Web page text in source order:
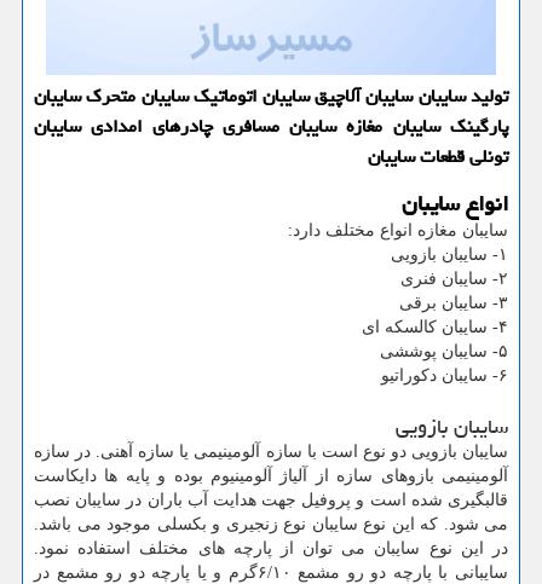
تولید سایبان سایبان آلاچیق سایبان اتوماتیك سایبان متحرك سایبان
پارگینك سایبان مغازه سایبان مسافری چادرهای امدادی سایبان
تونلی قطعات سایبان
انواع سایبان
سایبان مغازه انواع مختلف دارد:
۱- سایبان بازویی
۲- سایبان فنری
۳- سایبان برقی
۴- سایبان کالسکه ای
۵- سایبان پوششی
۶- سایبان دکوراتیو
سایبان بازویی
سایبان بازویی دو نوع است با سازه آلومینیمی یا سازه آهنی. در سازه
آلومینیمی بازوهای سازه از آلیاژ آلومینیوم بوده و پایه ها دایکاست
قالبگیری شده است و پروفیل جهت هدایت آب باران در سایبان نصب
می شود. که این نوع سایبان نوع زنجیری و بکسلی موجود می باشد.
در این نوع سایبان می توان از پارچه های مختلف استفاده نمود.
سایبانی با پارچه دو رو مشمع ۶/۱۰گرم و یا پارچه دو رو مشمع در